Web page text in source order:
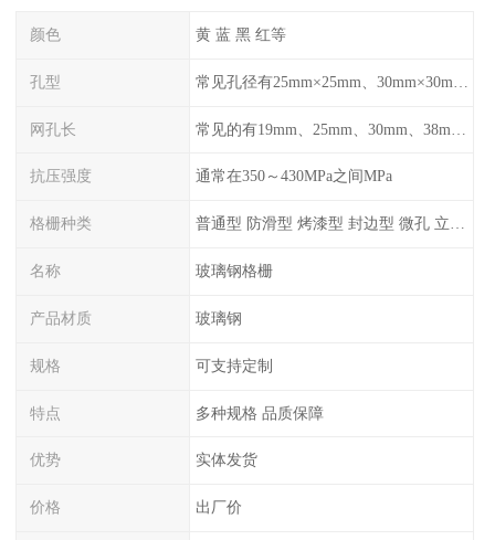
颜色 黄 蓝 黑 红等
孔型
网孔长
抗压强度 通常在350～430MPa之间MPa
格栅种类 普通型 防滑型 ‌烤漆型 封边型 ‌微孔 立体 加砂覆面型 平面型
名称 玻璃钢格栅
产品材质 玻璃钢
规格 可支持定制
特点 多种规格 品质保障
优势 实体发货
价格 出厂价